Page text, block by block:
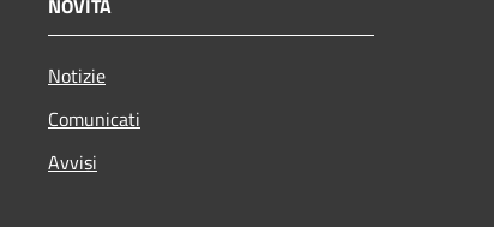
Notizie
Comunicati
Avvisi